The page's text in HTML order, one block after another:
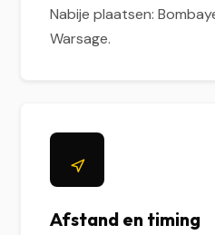
Nabije plaatsen:
Warsage.
Afstand en timing